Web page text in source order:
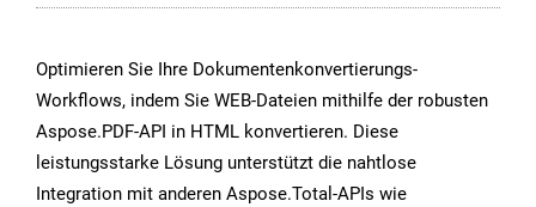
Optimieren Sie Ihre Dokumentenkonvertierungs-
Workflows, indem Sie WEB-Dateien mithilfe der robusten
Aspose.PDF-API in HTML konvertieren. Diese
leistungsstarke Lösung unterstützt die nahtlose
Integration mit anderen Aspose.Total-APIs wie